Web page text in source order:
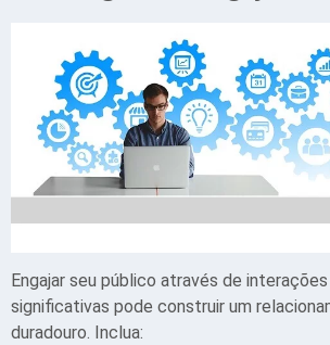
Engajar seu público através de interações
significativas pode construir um
duradouro. Inclua: